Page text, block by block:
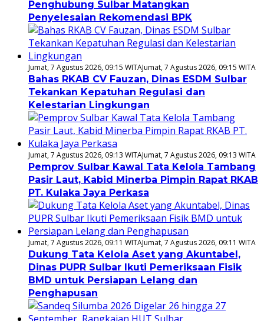
Penghubung Sulbar Matangkan
Penyelesaian Rekomendasi BPK
Jumat, 7 Agustus 2026, 09:15 WITAJumat, 7 Agustus 2026, 09:15 WITA
Bahas RKAB CV Fauzan, Dinas ESDM Sulbar
Tekankan Kepatuhan Regulasi dan
Kelestarian Lingkungan
Jumat, 7 Agustus 2026, 09:13 WITAJumat, 7 Agustus 2026, 09:13 WITA
Pemprov Sulbar Kawal Tata Kelola Tambang
Pasir Laut, Kabid Minerba Pimpin Rapat RKAB
PT. Kulaka Jaya Perkasa
Jumat, 7 Agustus 2026, 09:11 WITAJumat, 7 Agustus 2026, 09:11 WITA
Dukung Tata Kelola Aset yang Akuntabel,
Dinas PUPR Sulbar Ikuti Pemeriksaan Fisik
BMD untuk Persiapan Lelang dan
Penghapusan